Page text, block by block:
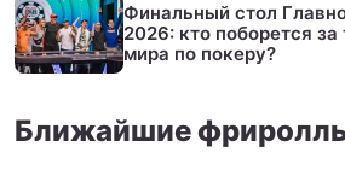
Финальный стол
2026: кто поборется за
мира по покеру?
Ближайшие